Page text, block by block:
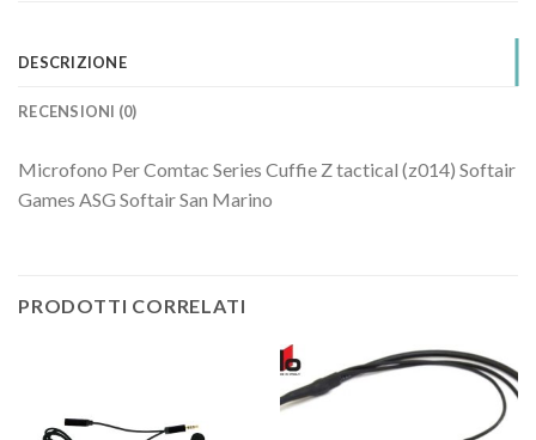
DESCRIZIONE
RECENSIONI (0)
Microfono Per Comtac Series Cuffie Z tactical (z014) Softair
Games ASG Softair San Marino
PRODOTTI CORRELATI